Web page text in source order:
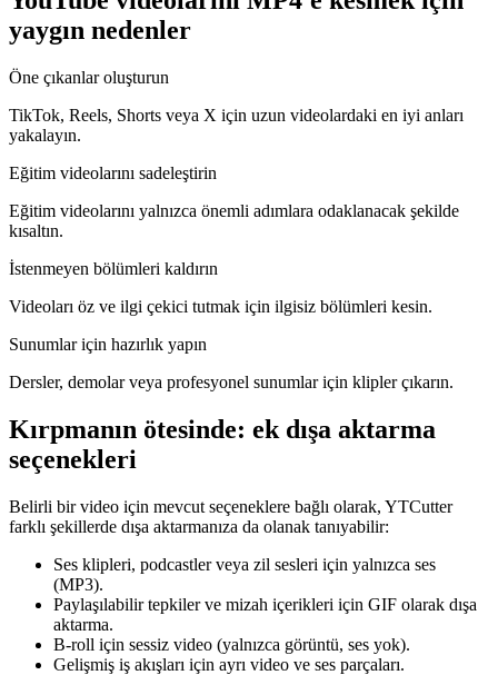
yaygın nedenler
Öne çıkanlar oluşturun
TikTok, Reels, Shorts veya X için uzun videolardaki en iyi anları
yakalayın.
Eğitim videolarını sadeleştirin
Eğitim videolarını yalnızca önemli adımlara odaklanacak şekilde
kısaltın.
İstenmeyen bölümleri kaldırın
Videoları öz ve ilgi çekici tutmak için ilgisiz bölümleri kesin.
Sunumlar için hazırlık yapın
Dersler, demolar veya profesyonel sunumlar için klipler çıkarın.
Kırpmanın ötesinde: ek dışa aktarma
seçenekleri
Belirli bir video için mevcut seçeneklere bağlı olarak, YTCutter
farklı şekillerde dışa aktarmanıza da olanak tanıyabilir:
Ses klipleri, podcastler veya zil sesleri için yalnızca ses
(MP3).
Paylaşılabilir tepkiler ve mizah içerikleri için GIF olarak dışa
aktarma.
B-roll için sessiz video (yalnızca görüntü, ses yok).
Gelişmiş iş akışları için ayrı video ve ses parçaları.